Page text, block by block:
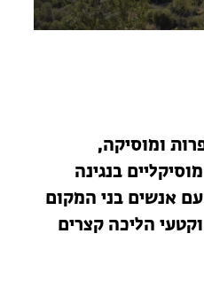
ומוסיקה,
בנגינה
אנשים בני המקום
הליכה קצרים